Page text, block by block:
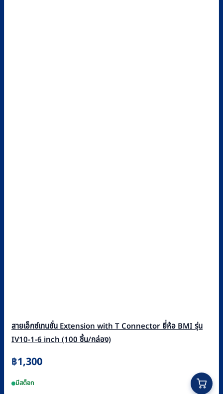
สายเอ็กซ์เทนชั่น Extension with T Connector ยี่ห้อ BMI รุ่น
IV10-1-6 inch (100 ชิ้น/กล่อง)
฿1,300
มีสต็อก